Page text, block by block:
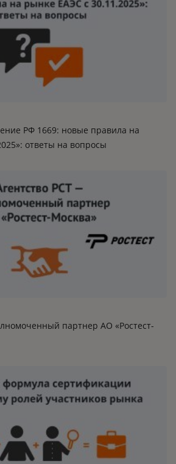
РФ 1669: новые правила на
ответы на вопросы
партнер АО «Ростест-